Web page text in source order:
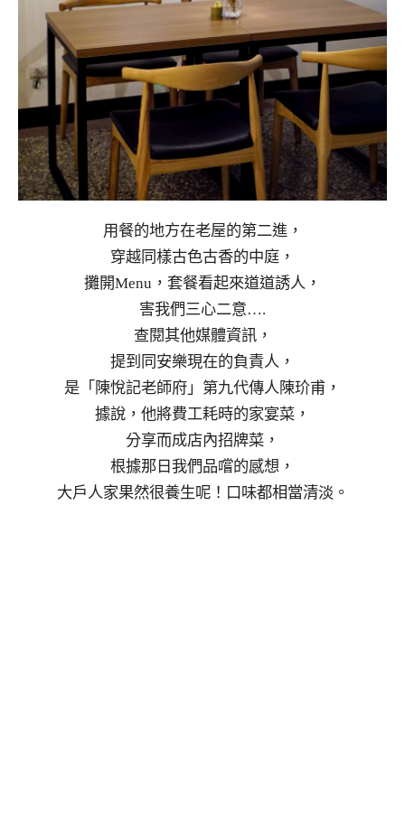
用餐的地方在老屋的第二進，
穿越同樣古色古香的中庭，
攤開Menu，套餐看起來道道誘人，
害我們三心二意….
查閱其他媒體資訊，
提到同安樂現在的負責人，
是「陳悅記老師府」第九代傳人陳玠甫，
據說，他將費工耗時的家宴菜，
分享而成店內招牌菜，
根據那日我們品嚐的感想，
大戶人家果然很養生呢！口味都相當清淡。